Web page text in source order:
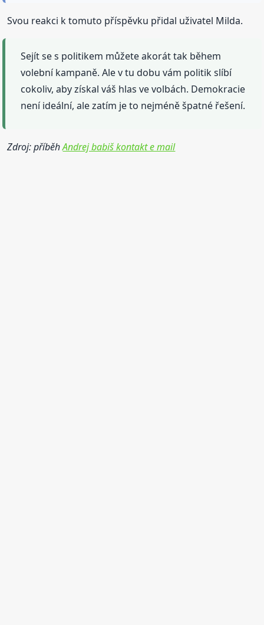
Svou reakci k tomuto příspěvku přidal uživatel Milda.
Sejít se s politikem můžete akorát tak během
volební kampaně. Ale v tu dobu vám politik slíbí
cokoliv, aby získal váš hlas ve volbách. Demokracie
není ideální, ale zatím je to nejméně špatné řešení.
Zdroj: příběhAndrej babiš kontakt e mail